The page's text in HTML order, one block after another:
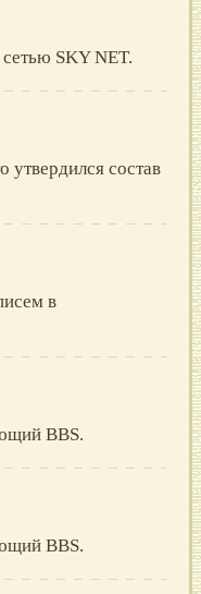
SKY NET.
утвердился состав
в
BBS.
BBS.